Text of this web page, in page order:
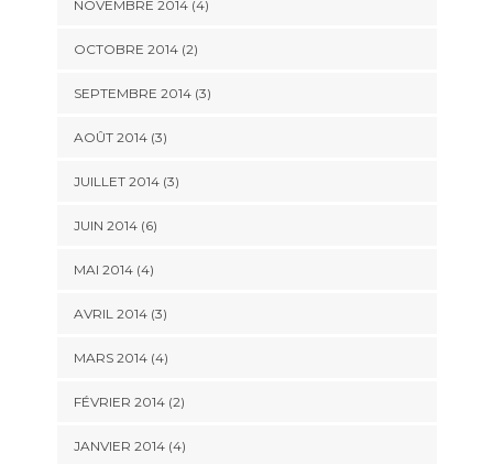
NOVEMBRE 2014(4)
OCTOBRE 2014(2)
SEPTEMBRE 2014(3)
AOÛT 2014(3)
JUILLET 2014(3)
JUIN 2014(6)
MAI 2014(4)
AVRIL 2014(3)
MARS 2014(4)
FÉVRIER 2014(2)
JANVIER 2014(4)